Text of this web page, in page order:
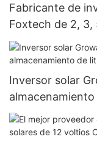
Fabricante de
Foxtech de 2, 3,
conectado a la
Inversor solar
doméstico,